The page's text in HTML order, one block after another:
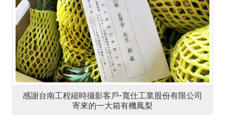
感謝台南工程縮時攝影客戶-寬仕工業股份有限公司
寄來的一大箱有機鳳梨